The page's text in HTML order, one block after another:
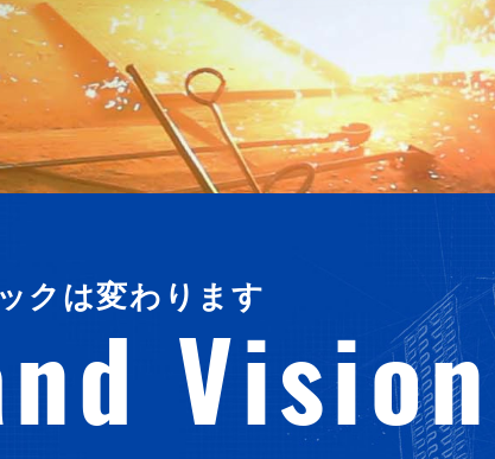
クは変わります
Vision